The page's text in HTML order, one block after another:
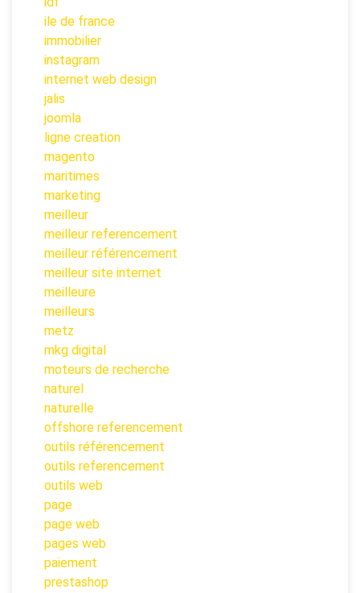
ile de france
immobilier
instagram
internet web design
jalis
joomla
ligne creation
magento
maritimes
marketing
meilleur
meilleur referencement
meilleur référencement
meilleur site internet
meilleure
meilleurs
metz
mkg digital
moteurs de recherche
naturel
naturelle
offshore referencement
outils référencement
outils referencement
outils web
page
page web
pages web
paiement
prestashop